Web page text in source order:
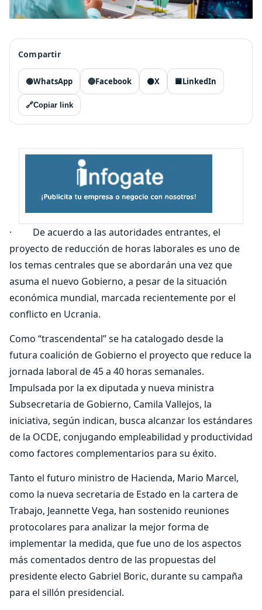
Compartir
🟢WhatsApp 🔵Facebook ⚫X 🟦LinkedIn
🔗Copiar link
· De acuerdo a las autoridades entrantes, el
proyecto de reducción de horas laborales es uno de
los temas centrales que se abordarán una vez que
asuma el nuevo Gobierno, a pesar de la situación
económica mundial, marcada recientemente por el
conflicto en Ucrania.
Como “trascendental” se ha catalogado desde la
futura coalición de Gobierno el proyecto que reduce la
jornada laboral de 45 a 40 horas semanales.
Impulsada por la ex diputada y nueva ministra
Subsecretaria de Gobierno, Camila Vallejos, la
iniciativa, según indican, busca alcanzar los estándares
de la OCDE, conjugando empleabilidad y productividad
como factores complementarios para su éxito.
Tanto el futuro ministro de Hacienda, Mario Marcel,
como la nueva secretaria de Estado en la cartera de
Trabajo, Jeannette Vega, han sostenido reuniones
protocolares para analizar la mejor forma de
implementar la medida, que fue uno de los aspectos
más comentados dentro de las propuestas del
presidente electo Gabriel Boric, durante su campaña
para el sillón presidencial.